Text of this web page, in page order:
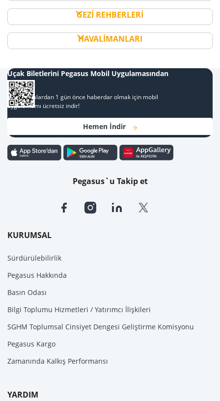
GEZİ REHBERLERİ
HAVALİMANLARI
KURUMSAL
Sürdürülebilirlik
Pegasus Hakkında
Basın Odası
Bilgi Toplumu Hizmetleri / Yatırımcı İlişkileri
SGHM Toplumsal Cinsiyet Dengesi Geliştirme Komisyonu
Pegasus Kargo
Zamanında Kalkış Performansı
YARDIM
Uçak Biletlerini Pegasus Mobil Uygulamasından
Al
Kampanyalardan 1 gün önce haberdar olmak için mobil
uygulamamı ücretsiz indir!
Hemen İndir
Pegasus`u Takip et